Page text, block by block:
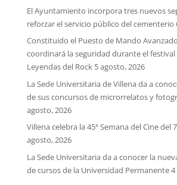
El Ayuntamiento incorpora tres nuevos
reforzar el servicio público del cementerio
Constituido el Puesto de Mando
coordinará la seguridad durante el festival
Leyendas del Rock 5 agosto, 2026
La Sede Universitaria de Villena da a
de sus concursos de microrrelatos y
agosto, 2026
Villena celebra la 45ª Semana del Cine del
agosto, 2026
La Sede Universitaria da a conocer la
de cursos de la Universidad Permanente4